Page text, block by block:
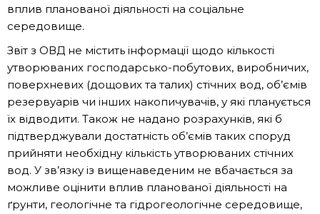
вплив планованої діяльності на соціальне
середовище.
Звіт з ОВД не містить інформації щодо кількості
утворюваних господарсько-побутових, виробничих,
поверхневих (дощових та талих) стічних вод, об’ємів
резервуарів чи інших накопичувачів, у які планується
їх відводити. Також не надано розрахунків, які б
підтверджували достатність об’ємів таких споруд
прийняти необхідну кількість утворюваних стічних
вод. У зв’язку із вищенаведеним не вбачається за
можливе оцінити вплив планованої діяльності на
ґрунти, геологічне та гідрогеологічне середовище,